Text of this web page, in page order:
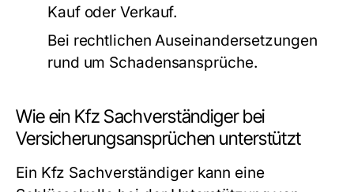
Kauf oder Verkauf.
Bei rechtlichen Auseinandersetzungen
rund um Schadensansprüche.
Wie ein Kfz Sachverständiger bei
Versicherungsansprüchen unterstützt
Ein Kfz Sachverständiger kann eine